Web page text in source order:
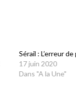
Sérail : L’erreur
17 juin 2020
Dans "A la Une"